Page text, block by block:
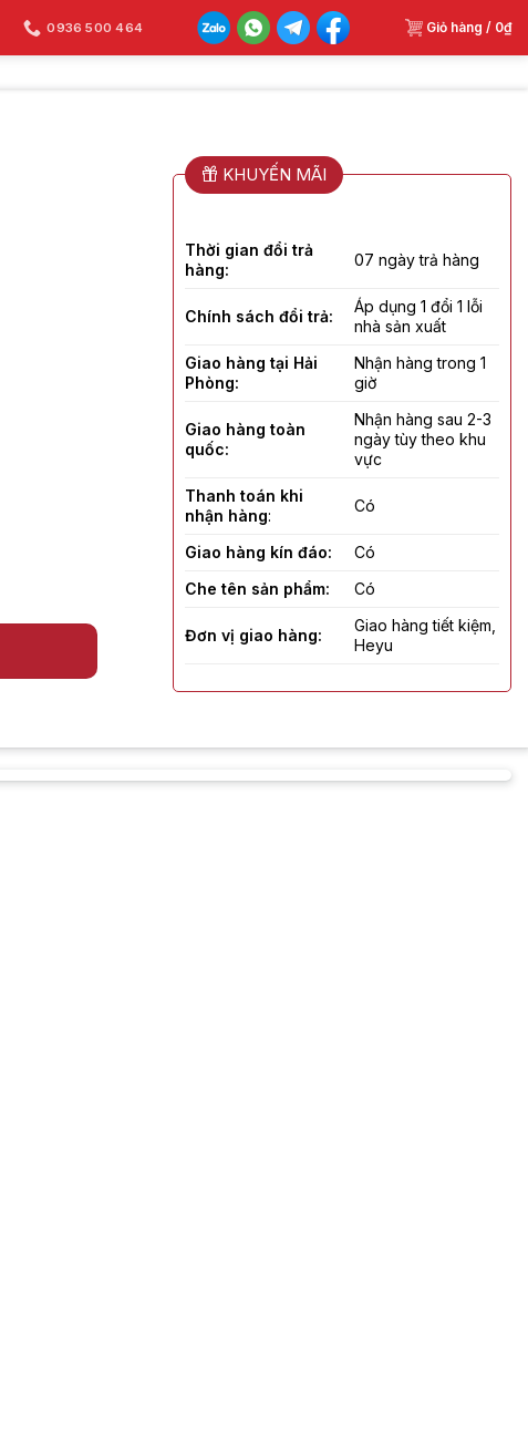
0936 500 464 Giỏ hàng / 0₫
KHUYẾN MÃI
Thời gian đổi trả
hàng:
07 ngày trả hàng
Chính sách đổi trả:
Áp dụng 1 đổi 1 lỗi
nhà sản xuất
Giao hàng tại Hải
Phòng:
Nhận hàng trong 1
giờ
Giao hàng toàn
quốc:
Nhận hàng sau 2-3
ngày tùy theo khu
vực
Thanh toán khi
nhận hàng:
Có
Giao hàng kín đáo:
Có
Che tên sản phẩm:
Có
Đơn vị giao hàng:
Giao hàng tiết kiệm,
Heyu